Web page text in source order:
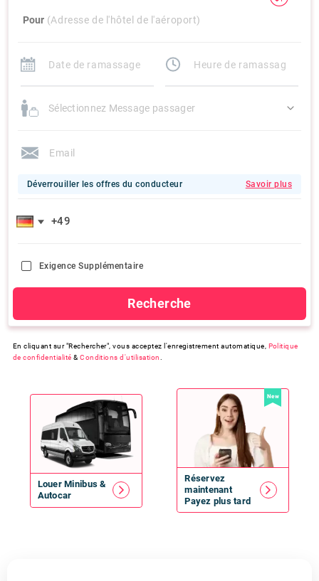
Pour (Adresse de l'hôtel de l'aéroport)
Sélectionnez Message passager
Déverrouiller les offres du conducteur Savoir plus
Exigence Supplémentaire
Recherche
En cliquant sur "Rechercher", vous acceptez l'enregistrement automatique, Politique
de confidentialité &Conditions d'utilisation
Louer Minibus &
Autocar
New
Réservez
maintenant
Payez plus tard